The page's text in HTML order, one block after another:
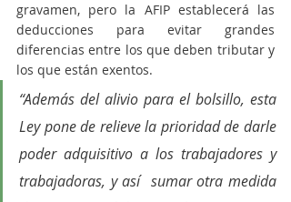
gravamen, pero la AFIP establecerá las
deducciones para evitar grandes
diferencias entre los que deben tributar y
los que están exentos.
“Además del alivio para el bolsillo, esta
Ley pone de relieve la prioridad de darle
poder adquisitivo a los trabajadores y
trabajadoras, y así  sumar otra medida